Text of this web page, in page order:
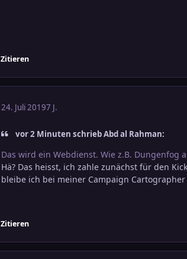
Zitieren
24. Juli 20197 J.
vor 2 Minuten schrieb Abd al Rahman:
Das wird ein Webdienst. Wie z.B. Dungenfog
Hä? Das heisst, ich zahle zunächst für den
bleibe ich bei meiner Campaign Cartographer
Zitieren